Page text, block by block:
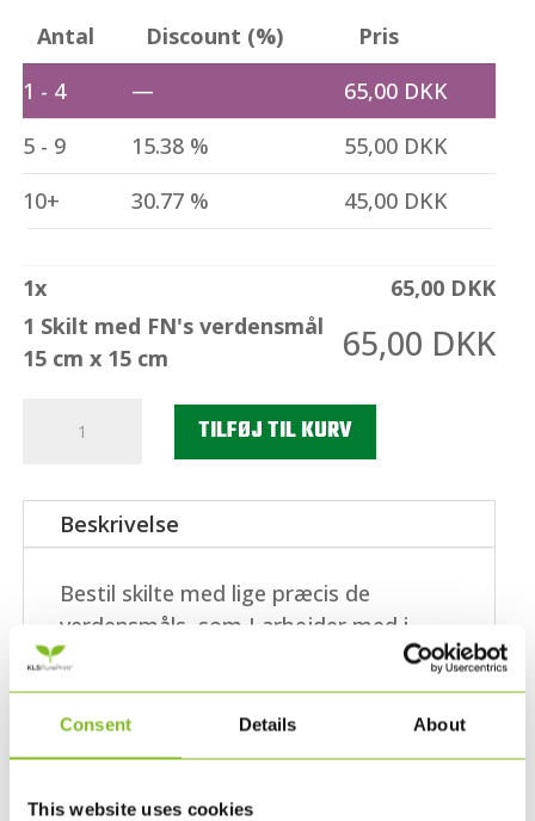
Consent Details About
This website uses cookies
Antal Discount (%)
Pris
1 - 4
— 65,00 DKK
5 - 9
15.38 % 55,00 DKK
10+
30.77 % 45,00 DKK
1x 65,00 DKK
1 Skilt med FN's verdensmål
15 cm x 15 cm
65,00 DKK
FN's
verdensmål
15
antal
TILFØJ TIL KURV
Beskrivelse
Bestil skilte med lige præcis de
verdensmåls, som I arbejder med i
jeres virksomhed. Skiltene er lavet af 16
mm cellepap, så det giver en god 3D
effekt, når de hænger på væggen i
virksomhedens reception, i